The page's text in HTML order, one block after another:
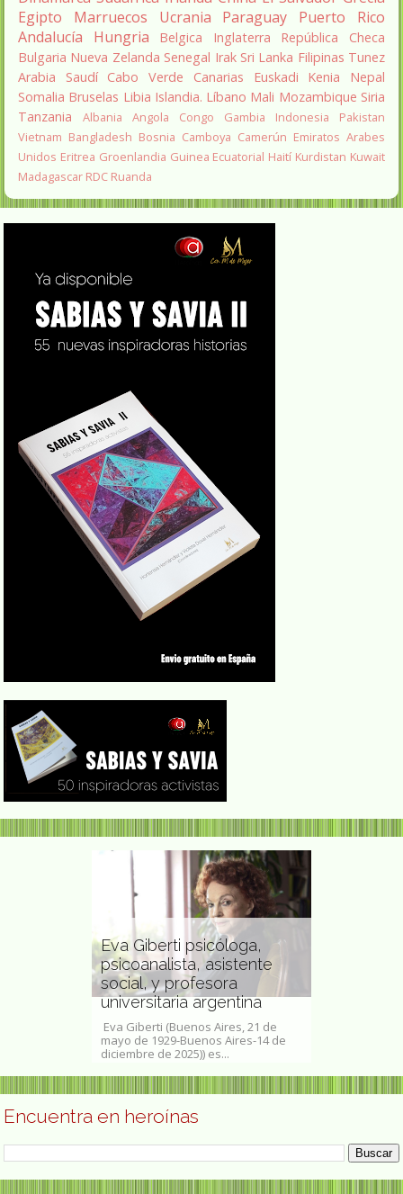
Egipto
Marruecos Ucrania Paraguay
Puerto Rico
Andalucía
Hungria Belgica Inglaterra
República Checa
Bulgaria Nueva Zelanda Senegal Irak Sri Lanka Filipinas Tunez
Arabia Saudí Cabo Verde Canarias Euskadi Kenia
Nepal
Somalia Bruselas Libia Islandia. Líbano Mali Mozambique Siria
Tanzania
Albania Angola Congo Gambia Indonesia
Pakistan
Vietnam Bangladesh Bosnia Camboya Camerún Emiratos Arabes
Unidos Eritrea Groenlandia Guinea Ecuatorial Haití Kurdistan Kuwait
Madagascar RDC Ruanda
Eva Giberti psicóloga,
psicoanalista, asistente
social, y profesora
universitaria argentina
Eva Giberti (Buenos Aires, 21 de
mayo de 1929-Buenos Aires-14 de
diciembre de 2025)) es...
Encuentra en heroínas